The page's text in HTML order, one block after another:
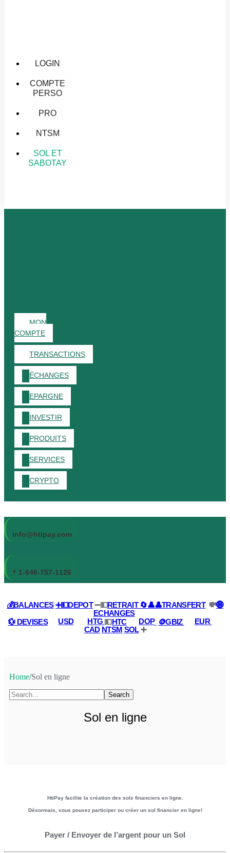
LOGIN
COMPTE
PERSO
PRO
NTSM
SOL ET
SABOTAY
MON
COMPTE
TRANSACTIONS
ÉCHANGES
EPARGNE
INVESTIR
PRODUITS
SERVICES
CRYPTO
info@htipay.com
+ 1-646-757-1126
💰BALANCES ➕💵DEPOT➖💵RETRAIT 🔄👤👤TRANSFERT💸🌐
ECHANGES
💱 DEVISES
USD HTG 💵HTC DOP 🪙GBIZ
EUR
CAD NTSM SOL➕
Home/Sol en ligne
Search
Sol en ligne
HtiPay facilite la création des sols financiers en ligne.
Désormais, vous pouvez participer ou créer un sol financier en ligne!
Payer / Envoyer de l’argent pour un Sol